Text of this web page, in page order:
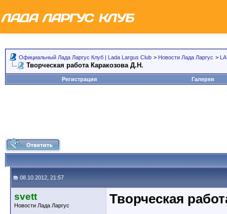
Официальный Лада Ларгус Клуб | Lada Largus Club > Новости Лада Ларгус >
Творческая работа Каракозова Д.Н.
Регистрация Галерея
08.10.2012, 21:57
svett
Новости Лада Ларгус
Творческая